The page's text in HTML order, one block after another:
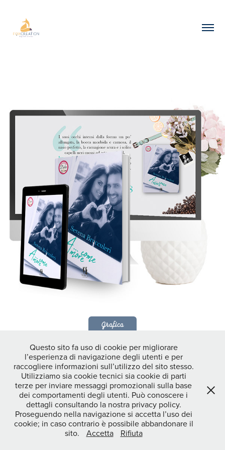
Grafica
Grafica sito a cura di Sara Pratesi fox-creation@hotmail.com | Sara
Pratesi P.I.: 01935990471 | Maura Serra P.I.: 02937170906
Questo sito fa uso di cookie per migliorare
l’esperienza di navigazione degli utenti e per
raccogliere informazioni sull’utilizzo del sito stesso.
Utilizziamo sia cookie tecnici sia cookie di parti
terze per inviare messaggi promozionali sulla base
dei comportamenti degli utenti. Può conoscere i
dettagli consultando la nostra privacy policy.
Proseguendo nella navigazione si accetta l’uso dei
cookie; in caso contrario è possibile abbandonare il
sito.
Accetta Rifiuta